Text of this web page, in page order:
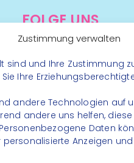
Zustimmung verwalten
sind und Ihre Zustimmung
Ihre
andere Technologien auf
andere uns helfen,
Daten
personalisierte Anzeigen
FOLGE UNS
Instagram
Facebook